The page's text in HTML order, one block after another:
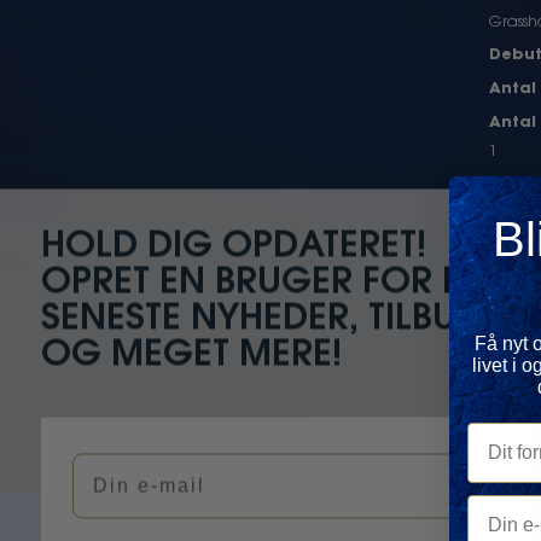
Antal
Antal
Antal
Antal
HOLD DIG OPDATERET!
OPRET EN BRUGER FOR DE
SENESTE NYHEDER, TILBUD
OG MEGET MERE!
Din e-mail
Få nyt
livet i
Dit
Din e-